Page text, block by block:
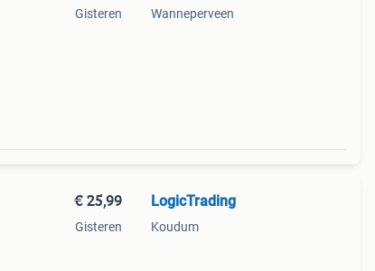
Gisteren Wanneperveen
€ 25,99
Gisteren
LogicTrading
Koudum